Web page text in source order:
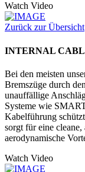
Watch Video
Zurück zur Übersicht
INTERNAL
Bei den meisten
Bremszüge durch
unauffällige
Systeme wie
Kabelführung
sorgt für eine
aerodynamische
Watch Video